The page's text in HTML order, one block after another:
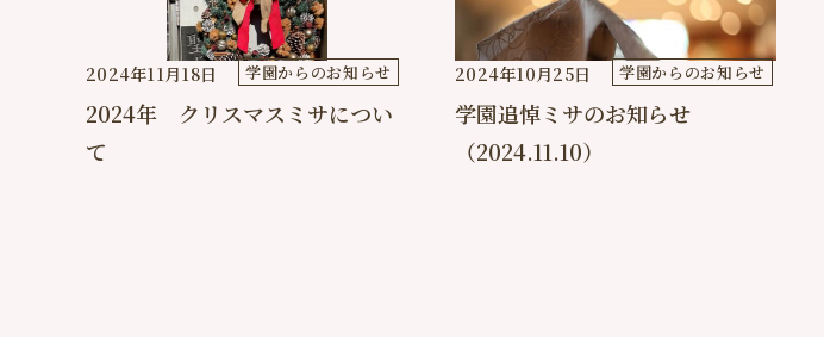
2024年11月18日 学園からのお知らせ
2024年 クリスマスミサについ
て
2024年10月25日 学園からのお知らせ
学園追悼ミサのお知らせ
（2024.11.10）